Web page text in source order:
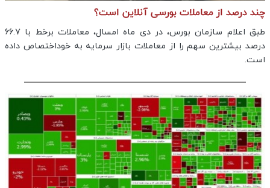
چند درصد از معاملات بورسی آنلاین است؟
طبق اعلام سازمان بورس، در دی ماه امسال، معاملات برخط با ۶۶.۷
درصد بیشترین سهم را از معاملات بازار سرمایه به خوداختصاص داده
است.